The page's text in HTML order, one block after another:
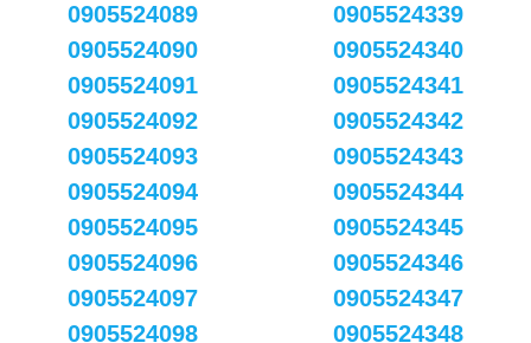
0905524089
0905524090
0905524091
0905524092
0905524093
0905524094
0905524095
0905524096
0905524097
0905524098
0905524339
0905524340
0905524341
0905524342
0905524343
0905524344
0905524345
0905524346
0905524347
0905524348